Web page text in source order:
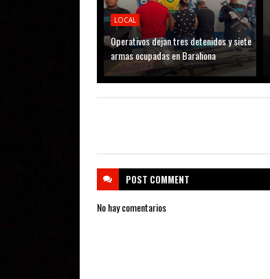
LOCAL
Operativos dejan tres detenidos y siete
armas ocupadas en Barahona
POST COMMENT
No hay comentarios